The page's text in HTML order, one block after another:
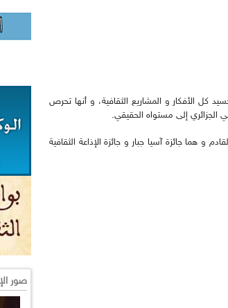
كل الأفكار و المشاريع الثقافية، و أنها تحرص
الجزائري إلى مستواه الحقيقي.
و هما جائزة آسيا جبار و جائزة الإذاعة الثقافية
صور